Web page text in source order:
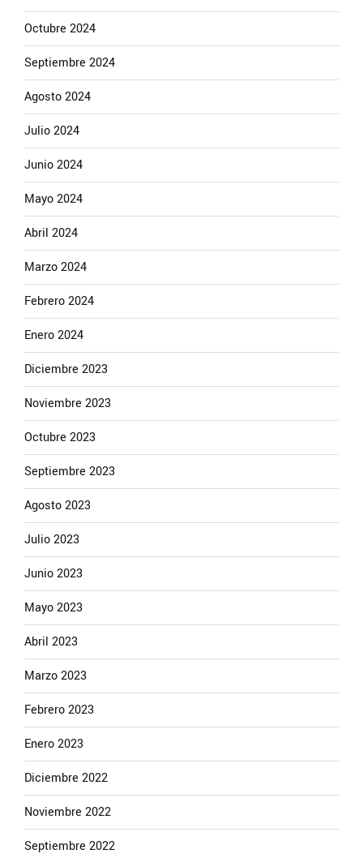
Octubre 2024
Septiembre 2024
Agosto 2024
Julio 2024
Junio 2024
Mayo 2024
Abril 2024
Marzo 2024
Febrero 2024
Enero 2024
Diciembre 2023
Noviembre 2023
Octubre 2023
Septiembre 2023
Agosto 2023
Julio 2023
Junio 2023
Mayo 2023
Abril 2023
Marzo 2023
Febrero 2023
Enero 2023
Diciembre 2022
Noviembre 2022
Septiembre 2022